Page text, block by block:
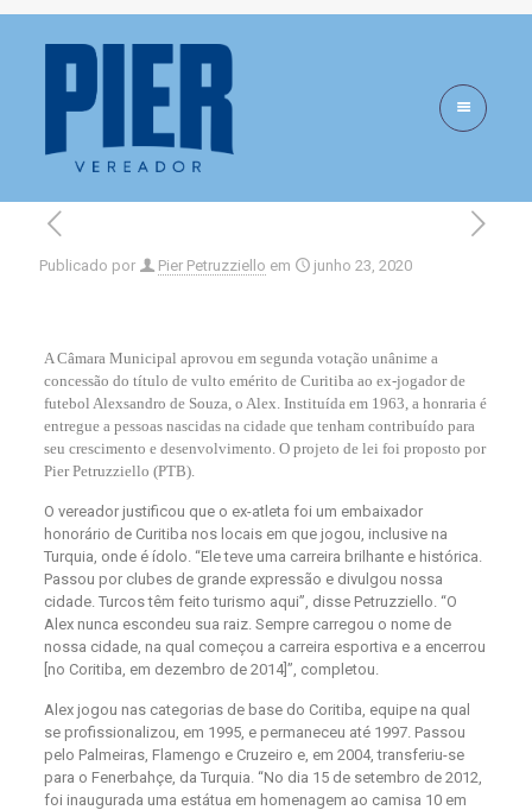
Alex será vulto
emérito de Curitiba
Publicado por Pier Petruzziello em junho 23, 2020
A Câmara Municipal aprovou em segunda votação unânime a
concessão do título de vulto emérito de Curitiba ao ex-jogador de
futebol Alexsandro de Souza, o Alex. Instituída em 1963, a honraria é
entregue a pessoas nascidas na cidade que tenham contribuído para
seu crescimento e desenvolvimento. O projeto de lei foi proposto por
Pier Petruzziello (PTB).
O vereador justificou que o ex-atleta foi um embaixador
honorário de Curitiba nos locais em que jogou, inclusive na
Turquia, onde é ídolo. “Ele teve uma carreira brilhante e histórica.
Passou por clubes de grande expressão e divulgou nossa
cidade. Turcos têm feito turismo aqui”, disse Petruzziello. “O
Alex nunca escondeu sua raiz. Sempre carregou o nome de
nossa cidade, na qual começou a carreira esportiva e a encerrou
[no Coritiba, em dezembro de 2014]”, completou.
Alex jogou nas categorias de base do Coritiba, equipe na qual
se profissionalizou, em 1995, e permaneceu até 1997. Passou
pelo Palmeiras, Flamengo e Cruzeiro e, em 2004, transferiu-se
para o Fenerbahçe, da Turquia. “No dia 15 de setembro de 2012,
foi inaugurada uma estátua em homenagem ao camisa 10 em